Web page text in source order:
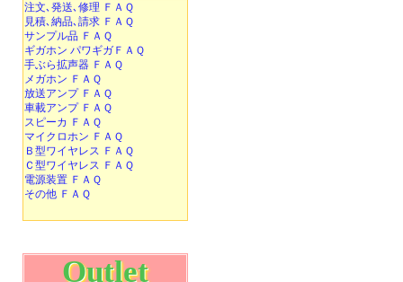
注文､発送､修理 ＦＡＱ
見積､納品､請求 ＦＡＱ
サンプル品 ＦＡＱ
ギガホン パワギガＦＡＱ
手ぶら拡声器 ＦＡＱ
メガホン ＦＡＱ
放送アンプ ＦＡＱ
車載アンプ ＦＡＱ
スピーカ ＦＡＱ
マイクロホン ＦＡＱ
Ｂ型ワイヤレス ＦＡＱ
Ｃ型ワイヤレス ＦＡＱ
電源装置 ＦＡＱ
その他 ＦＡＱ
Outlet